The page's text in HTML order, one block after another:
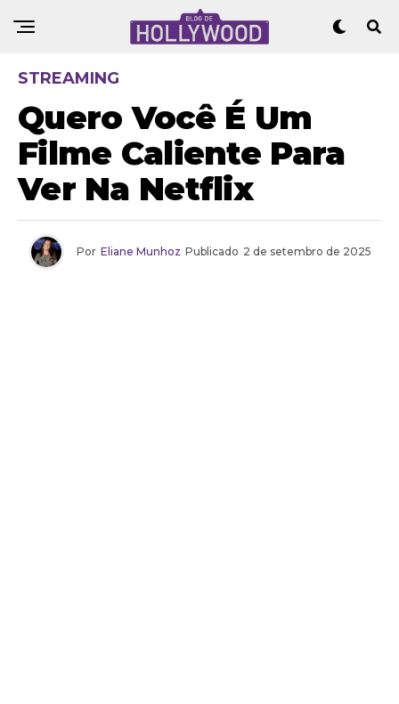
STREAMING
Quero Você É Um
Filme Caliente Para
Ver Na Netflix
Por Eliane Munhoz Publicado 2 de setembro de 2025